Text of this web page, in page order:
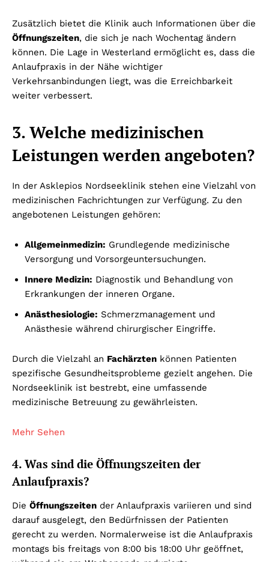
Zusätzlich bietet die Klinik auch Informationen über die
Öffnungszeiten, die sich je nach Wochentag ändern
können. Die Lage in Westerland ermöglicht es, dass die
Anlaufpraxis in der Nähe wichtiger
Verkehrsanbindungen liegt, was die Erreichbarkeit
weiter verbessert.
3. Welche medizinischen
Leistungen werden angeboten?
In der Asklepios Nordseeklinik stehen eine Vielzahl von
medizinischen Fachrichtungen zur Verfügung. Zu den
angebotenen Leistungen gehören:
Allgemeinmedizin: Grundlegende medizinische
Versorgung und Vorsorgeuntersuchungen.
Innere Medizin: Diagnostik und Behandlung von
Erkrankungen der inneren Organe.
Anästhesiologie: Schmerzmanagement und
Anästhesie während chirurgischer Eingriffe.
Durch die Vielzahl an Fachärzten können Patienten
spezifische Gesundheitsprobleme gezielt angehen. Die
Nordseeklinik ist bestrebt, eine umfassende
medizinische Betreuung zu gewährleisten.
Mehr Sehen
4. Was sind die Öffnungszeiten der
Anlaufpraxis?
Die Öffnungszeiten der Anlaufpraxis variieren und sind
darauf ausgelegt, den Bedürfnissen der Patienten
gerecht zu werden. Normalerweise ist die Anlaufpraxis
montags bis freitags von 8:00 bis 18:00 Uhr geöffnet,